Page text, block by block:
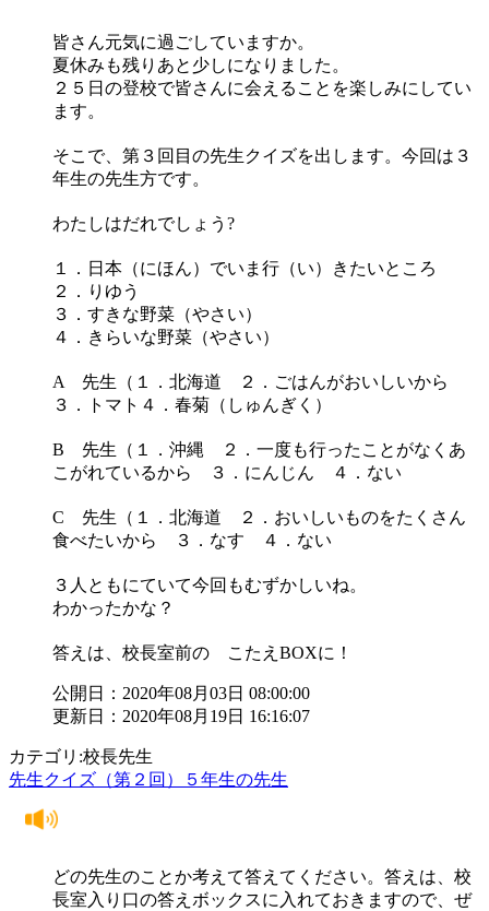
皆さん元気に過ごしていますか。
夏休みも残りあと少しになりました。
２５日の登校で皆さんに会えることを楽しみにしてい
ます。
そこで、第３回目の先生クイズを出します。今回は３
年生の先生方です。
わたしはだれでしょう?
１．日本（にほん）でいま行（い）きたいところ
２．りゆう
３．すきな野菜（やさい）
４．きらいな野菜（やさい）
A 先生（１．北海道 ２．ごはんがおいしいから
３．トマト４．春菊（しゅんぎく）
B 先生（１．沖縄 ２．一度も行ったことがなくあ
こがれているから ３．にんじん ４．ない
C 先生（１．北海道 ２．おいしいものをたくさん
食べたいから ３．なす ４．ない
３人ともにていて今回もむずかしいね。
わかったかな？
答えは、校長室前の こたえBOXに！
公開日：2020年08月03日 08:00:00
更新日：2020年08月19日 16:16:07
カテゴリ:校長先生
先生クイズ（第２回）５年生の先生
どの先生のことか考えて答えてください。答えは、校
長室入り口の答えボックスに入れておきますので、ぜ